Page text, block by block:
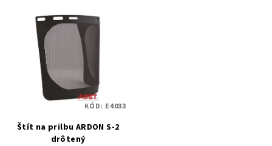
Štít na prilbu ARDON S-2
drôtený
KÓD: E4033